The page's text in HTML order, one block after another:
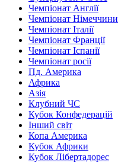
Чемпіонат Англії
Чемпіонат Німеччини
Чемпіонат Італії
Чемпіонат Франції
Чемпіонат Іспанії
Чемпіонат росії
Пд. Америка
Африка
Азія
Клубний ЧС
Кубок Конфедерацій
Інший світ
Копа Америка
Кубок Африки
Кубок Лібертадорес